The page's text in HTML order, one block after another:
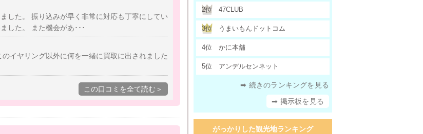
金されたので安心できましたし。
の早さは信頼につながると思いま
ころもあると思うので、銀座パリ
した。 振り込みが早く非常に対応も丁寧にしてい
した。 また機会があ･･･
イヤリング以外に何を一緒に買取に出されました
この口コミを全て読む＞
2位 47CLUB
3位 うまいもんドットコム
4位 かに本舗
5位 アンデルセンネット
➡ 続きのランキングを見る
➡ 掲示板を見る
がっかりした観光地ランキング